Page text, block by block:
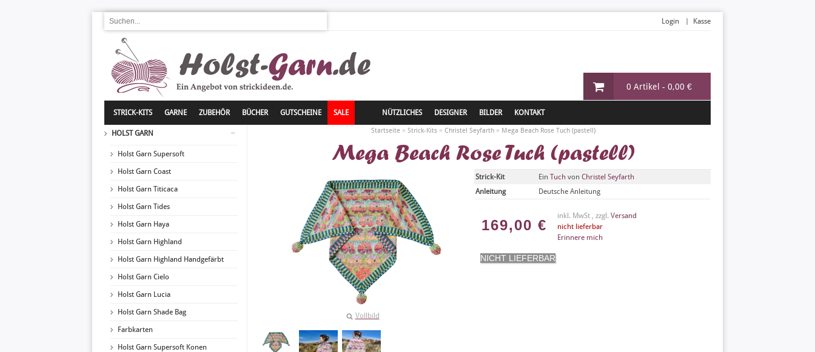
0 Artikel - 0,00 €
Login Kasse
STRICK-KITS GARNE ZUBEHÖR BÜCHER GUTSCHEINE SALE NÜTZLICHES DESIGNER BILDER KONTAKT
HOLST GARN
Holst Garn Supersoft
Holst Garn Coast
Holst Garn Titicaca
Holst Garn Tides
Holst Garn Haya
Holst Garn Highland
Holst Garn Highland Handgefärbt
Holst Garn Cielo
Holst Garn Lucia
Holst Garn Shade Bag
Farbkarten
Holst Garn Supersoft Konen
Startseite » Strick-Kits » Christel Seyfarth » Mega Beach Rose Tuch (pastell)
Mega Beach Rose Tuch (pastell)
Vollbild
Strick-Kit Ein Tuch von Christel Seyfarth
Anleitung
Deutsche Anleitung
169,00 €
inkl. MwSt , zzgl. Versand
nicht lieferbar
Erinnere mich